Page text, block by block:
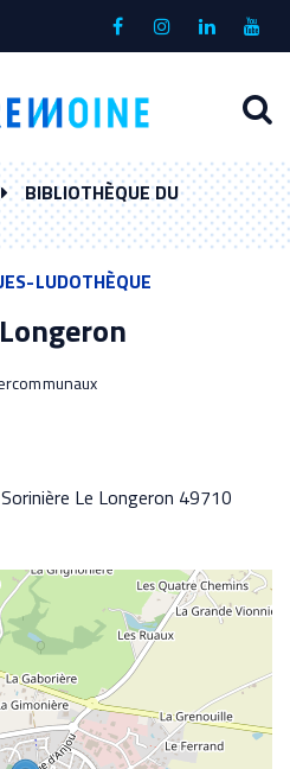
Lien
compte
Lien
Lien
compte
Lien
la
à
BIBLIOTHÈQUE DU
LUDOTHÈQUE
Le Longeron 49710